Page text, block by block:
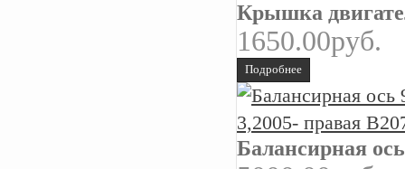
Крышка
1650.00руб.
Подробнее
Балансирная